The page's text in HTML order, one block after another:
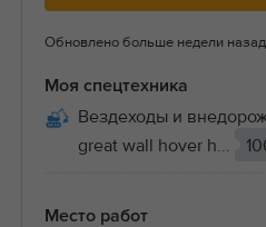
Обновлено больше недели назад
Моя спецтехника
Вездеходы и
great wall hover h...
Место работ